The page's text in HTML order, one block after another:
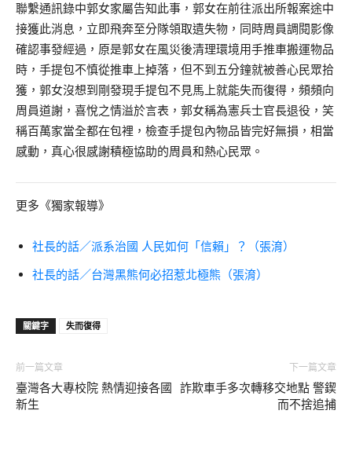
聯繫通訊錄中郭女家屬告知此事，郭女在前往派出所報案途中
接獲此消息，立即飛奔至分隊領取遺失物，同時周員調閱影像
確認事發經過，原是郭女在風災後清理環境用手推車搬運物品
時，手提包不慎從推車上掉落，但不到五分鐘就被善心民眾拾
獲，郭女沒想到剛發現手提包不見馬上就能失而復得，頻頻向
周員道謝，喜悅之情溢於言表，郭女稱為憲兵士官長退役，笑
稱百萬家當全都在包裡，檢查手提包內物品皆完好無損，相當
感動，真心很感謝積極協助的周員和熱心民眾。
更多《獨家報導》
社長的話／派系治國 人民如何「信賴」？（張淯）
社長的話／台灣黑熊何必招惹北極熊（張淯）
關鍵字 失而復得
前一篇文章
臺灣各大專校院 熱情迎接各國
新生
下一篇文章
詐欺車手多次轉移交地點 警鍥
而不捨追捕